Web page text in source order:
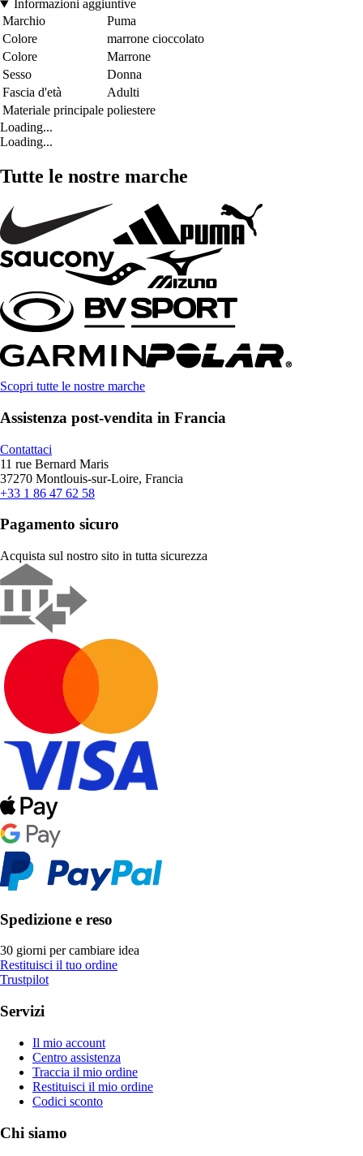
Informazioni aggiuntive
Marchio
Puma
Colore
marrone cioccolato
Colore
Marrone
Sesso
Donna
Fascia d'età
Adulti
Materiale principale poliestere
Loading...
Loading...
Tutte le nostre marche
Scopri tutte le nostre marche
Assistenza post-vendita in Francia
Contattaci
11 rue Bernard Maris
37270 Montlouis-sur-Loire, Francia
+33 1 86 47 62 58
Pagamento sicuro
Acquista sul nostro sito in tutta sicurezza
Spedizione e reso
30 giorni per cambiare idea
Restituisci il tuo ordine
Trustpilot
Servizi
Il mio account
Centro assistenza
Traccia il mio ordine
Restituisci il mio ordine
Codici sconto
Chi siamo